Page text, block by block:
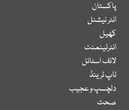
پاکستان
انٹر نیشنل
کھیل
انٹرٹینمنٹ
لائف اسٹائل
ٹاپ ٹرینڈ
دلچسپ و عجیب
صحت